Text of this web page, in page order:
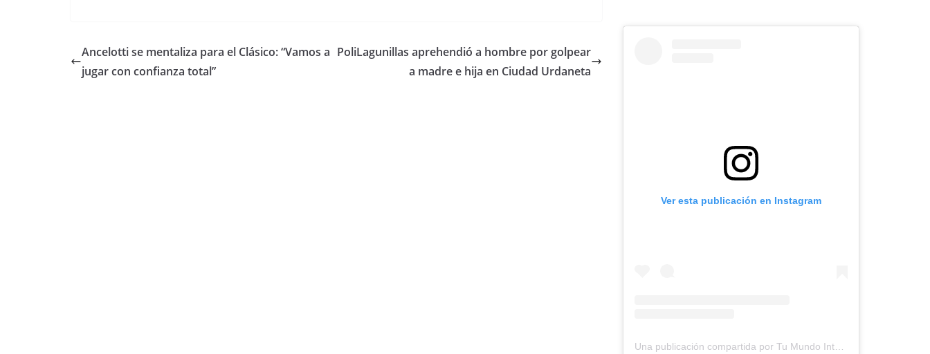
Ancelotti se mentaliza para el Clásico: “Vamos a
jugar con confianza total”
PoliLagunillas aprehendió a hombre por golpear
a madre e hija en Ciudad Urdaneta
Ver esta publicación en Instagram
Una publicación compartida por Tu Mundo Inter (@tumundointer)